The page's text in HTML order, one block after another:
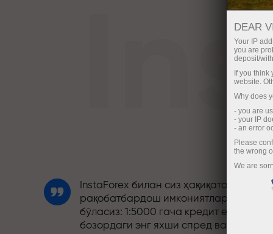
InstaForex билан сиз ҳақиқатан
рақобатбардош имкониятларга эга
бўласиз: 1:5000 гача кредит елкаси,
бозордаги энг яхши спред ва
DEAR
Your IP
you are
deposit/
If you
website.
Why does
- you are
- your IP
- an error
Please
the wrong
We are